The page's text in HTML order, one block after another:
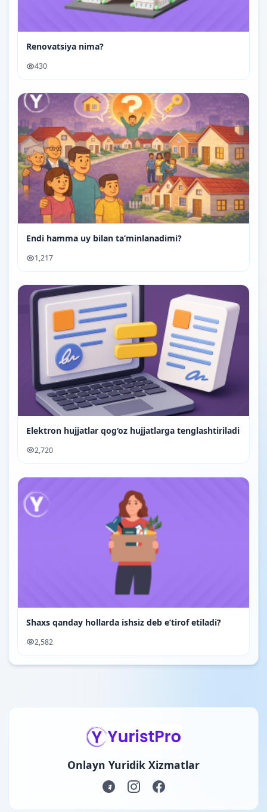
Renovatsiya nima?
430
Endi hamma uy bilan ta’minlanadimi?
1,217
Elektron hujjatlar qog‘oz hujjatlarga tenglashtiriladi
2,720
Shaxs qanday hollarda ishsiz deb e’tirof etiladi?
2,582
Onlayn Yuridik Xizmatlar